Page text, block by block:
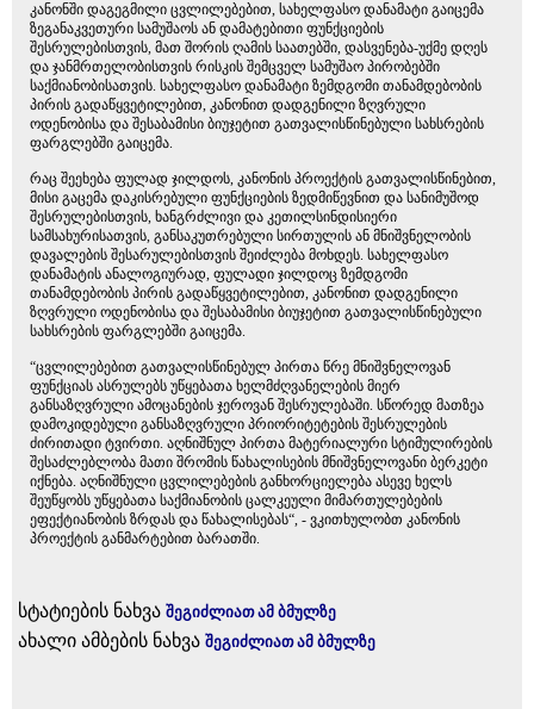
კანონში დაგეგმილი ცვლილებებით, სახელფასო დანამატი გაიცემა
ზეგანაკვეთური სამუშაოს ან დამატებითი ფუნქციების
შესრულებისთვის, მათ შორის ღამის საათებში, დასვენება-უქმე დღეს
და ჯანმრთელობისთვის რისკის შემცველ სამუშაო პირობებში
საქმიანობისათვის. სახელფასო დანამატი ზემდგომი თანამდებობის
პირის გადაწყვეტილებით, კანონით დადგენილი ზღვრული
ოდენობისა და შესაბამისი ბიუჯეტით გათვალისწინებული სახსრების
ფარგლებში გაიცემა.
რაც შეეხება ფულად ჯილდოს, კანონის პროექტის გათვალისწინებით,
მისი გაცემა დაკისრებული ფუნქციების ზედმიწევნით და სანიმუშოდ
შესრულებისთვის, ხანგრძლივი და კეთილსინდისიერი
სამსახურისათვის, განსაკუთრებული სირთულის ან მნიშვნელობის
დავალების შესარულებისთვის შეიძლება მოხდეს. სახელფასო
დანამატის ანალოგიურად, ფულადი ჯილდოც ზემდგომი
თანამდებობის პირის გადაწყვეტილებით, კანონით დადგენილი
ზღვრული ოდენობისა და შესაბამისი ბიუჯეტით გათვალისწინებული
სახსრების ფარგლებში გაიცემა.
“ცვლილებებით გათვალისწინებულ პირთა წრე მნიშვნელოვან
ფუნქციას ასრულებს უწყებათა ხელმძღვანელების მიერ
განსაზღვრული ამოცანების ჯეროვან შესრულებაში. სწორედ მათზეა
დამოკიდებული განსაზღვრული პრიორიტეტების შესრულების
ძირითადი ტვირთი. აღნიშნულ პირთა მატერიალური სტიმულირების
შესაძლებლობა მათი შრომის წახალისების მნიშვნელოვანი ბერკეტი
იქნება. აღნიშნული ცვლილებების განხორციელება ასევე ხელს
შეუწყობს უწყებათა საქმიანობის ცალკეული მიმართულებების
ეფექტიანობის ზრდას და წახალისებას“, - ვკითხულობთ კანონის
პროექტის განმარტებით ბარათში.
სტატიების ნახვა შეგიძლიათ ამ ბმულზე
ახალი ამბების ნახვა შეგიძლიათ ამ ბმულზე